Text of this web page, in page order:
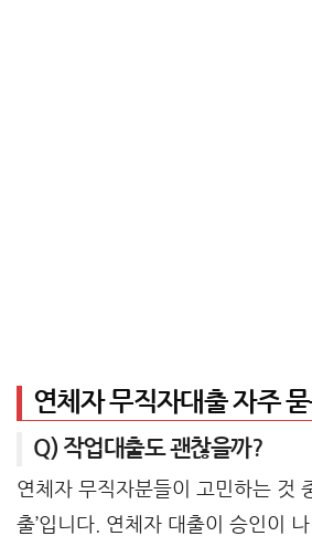
연체자 무직자대출 자주
Q) 작업대출도 괜찮을까?
연체자 무직자분들이 고민하는 것
출’입니다. 연체자 대출이 승인이